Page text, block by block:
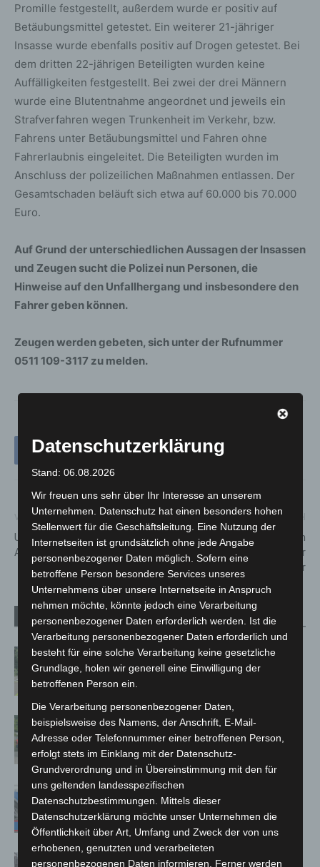
Promille festgestellt, außerdem wurde er positiv auf
Betäubungsmittel getestet. Ein weiterer 21-jähriger
Insasse wurde ebenfalls positiv auf Drogen getestet. Bei
dem dritten 22-jährigen Beteiligten wurden keine
Auffälligkeiten festgestellt. Bei zwei der drei Männern
wurde eine Blutentnahme angeordnet und jeweils ein
Strafverfahren wegen Trunkenheit im Verkehr, bzw.
Fahrens unter Betäubungsmittel und Fahren ohne
Fahrerlaubnis eingeleitet. Die Beteiligten wurden im
Anschluss der polizeilichen Maßnahmen entlassen. Der
Gesamtschaden beläuft sich etwa auf 60.000 bis 70.000
Euro.
Auf Grund der unterschiedlichen Aussagen der Insassen
und Zeugen sucht die Polizei nun Personen, die
Hinweise auf den Unfallhergang und insbesondere den
Fahrer geben können.
Zeugen werden gebeten, sich unter der Rufnummer
0511 109-3117 zu melden.
Vorheriger Artikel
Unfall – PKW gerät auf der
A352 ins Schleudern
Nächster Artikel
17.08.2021 – Update zu den
Covid-19 Neuinfektionen in der
Region Hannover
Verwandte Artikel Mehr vom Autor
Brand im „Haus der Begegnung“ in
Neuwarmbüchen schnell eingedämmt
Region Hannover: 21 neue
Notfallsanitäter starten beim Roten
Kreuz
Mann läuft mit Hockeyschläger über
A7 – Polizei sucht Zeugen
Celle: Mensch stirbt bei Bagger-Unfall
Datenschutzerklärung
Stand: 06.08.2026
Wir freuen uns sehr über Ihr Interesse an unserem
Unternehmen. Datenschutz hat einen besonders hohen
Stellenwert für die Geschäftsleitung. Eine Nutzung der
Internetseiten ist grundsätzlich ohne jede Angabe
personenbezogener Daten möglich. Sofern eine
betroffene Person besondere Services unseres
Unternehmens über unsere Internetseite in Anspruch
nehmen möchte, könnte jedoch eine Verarbeitung
personenbezogener Daten erforderlich werden. Ist die
Verarbeitung personenbezogener Daten erforderlich und
besteht für eine solche Verarbeitung keine gesetzliche
Grundlage, holen wir generell eine Einwilligung der
betroffenen Person ein.
Die Verarbeitung personenbezogener Daten,
beispielsweise des Namens, der Anschrift, E-Mail-
Adresse oder Telefonnummer einer betroffenen Person,
erfolgt stets im Einklang mit der Datenschutz-
Grundverordnung und in Übereinstimmung mit den für
uns geltenden landesspezifischen
Datenschutzbestimmungen. Mittels dieser
Datenschutzerklärung möchte unser Unternehmen die
Öffentlichkeit über Art, Umfang und Zweck der von uns
erhobenen, genutzten und verarbeiteten
personenbezogenen Daten informieren. Ferner werden